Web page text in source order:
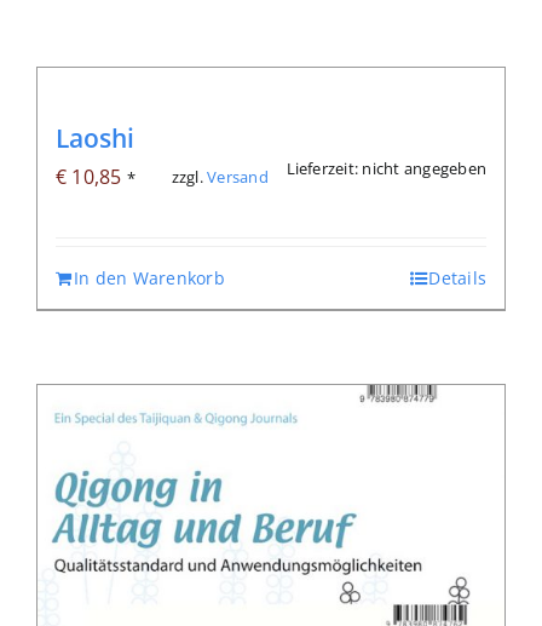
Laoshi
€ 10,85 * zzgl.Versand Lieferzeit: nicht angegeben
In den Warenkorb Details